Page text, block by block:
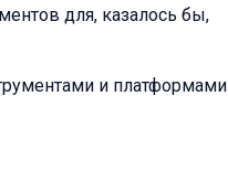
для, казалось бы,
и платформами